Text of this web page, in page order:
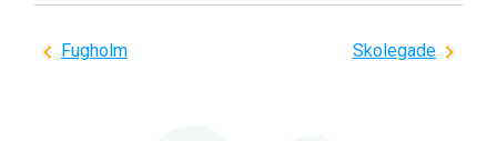
Indlægsnavigation
Fugholm Skolegade